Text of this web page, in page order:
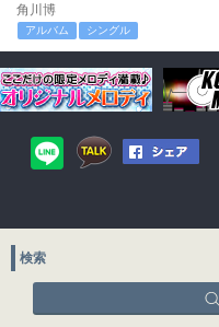
角川博
アルバム シングル
検索